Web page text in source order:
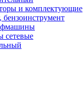
и комплектующие
бензоинструмент
сетевые